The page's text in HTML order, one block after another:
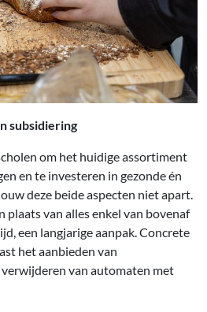
subsidiering
om het huidige assortiment
en te investeren in gezonde én
deze beide aspecten niet apart.
plaats van alles enkel van bovenaf
een langjarige aanpak. Concrete
het aanbieden van
van automaten met